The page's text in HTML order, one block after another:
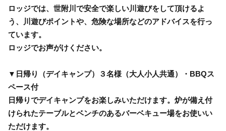
ロッジでは、世附川で安全で楽しい川遊びをして頂けるよ
う、川遊びポイントや、危険な場所などのアドバイスを行っ
ています。
ロッジでお声がけください。
▼日帰り（デイキャンプ）３名様（大人小人共通）・BBQス
ペース付
日帰りでデイキャンプをお楽しみいただけます。炉が備え付
けられたテーブルとベンチのあるバーベキュー場をお使いい
ただけます。